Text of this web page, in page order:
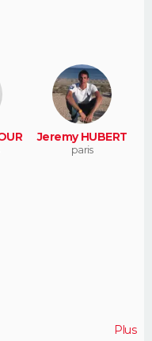
Jeremy HUBERT
paris
Plus